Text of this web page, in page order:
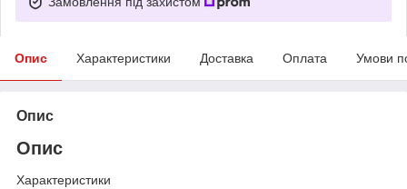
Опис Характеристики Доставка Оплата Умови
Опис
Опис
Характеристики